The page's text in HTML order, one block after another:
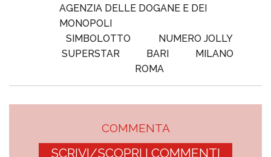
AGENZIA DELLE DOGANE E DEI
MONOPOLI
SIMBOLOTTO
NUMERO JOLLY
SUPERSTAR
BARI
MILANO
ROMA
COMMENTA
SCRIVI/SCOPRI I COMMENTI